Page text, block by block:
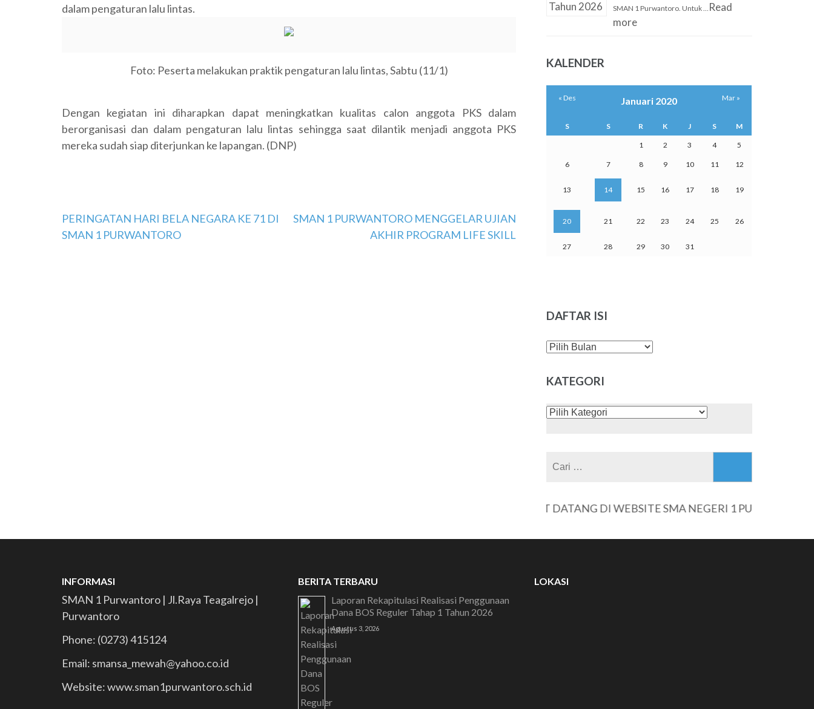
dalam pengaturan lalu lintas.
Foto: Peserta melakukan praktik pengaturan lalu lintas, Sabtu (11/1)
Dengan kegiatan ini diharapkan dapat meningkatkan kualitas calon anggota PKS dalam
berorganisasi dan dalam pengaturan lalu lintas sehingga saat dilantik menjadi anggota PKS
mereka sudah siap diterjunkan ke lapangan. (DNP)
Navigasi
pos
PERINGATAN HARI BELA NEGARA KE 71 DI
SMAN 1 PURWANTORO
SMAN 1 PURWANTORO MENGGELAR UJIAN
AKHIR PROGRAM LIFE SKILL
SMAN 1 Purwantoro. Untuk … Read
more
KALENDER
Januari 2020
S S R K J S M
1 2 3 4 5
6 7 8 9 10 11 12
13 14 15 16 17 18 19
20 21 22 23 24 25 26
27 28 29 30 31
« Des Mar »
DAFTAR ISI
DAFTAR
KATEGORI
KATEGORI
SELAMAT DATANG DI WEBSITE SMA NEGERI 1 PURWANTORO
INFORMASI
SMAN 1 Purwantoro | Jl.Raya Teagalrejo |
Purwantoro
Phone: (0273) 415124
Email: smansa_mewah@yahoo.co.id
Website: www.sman1purwantoro.sch.id
BERITA TERBARU
Laporan Rekapitulasi Realisasi Penggunaan
Dana BOS Reguler Tahap 1 Tahun 2026
Agustus 3, 2026
LOKASI